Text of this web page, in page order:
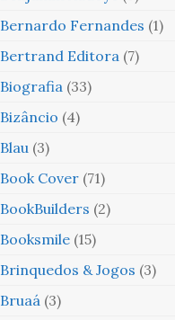
Bernardo Fernandes (1)
Bertrand Editora (7)
Biografia (33)
Bizâncio (4)
Blau (3)
Book Cover (71)
BookBuilders (2)
Booksmile (15)
Brinquedos & Jogos (3)
Bruaá (3)